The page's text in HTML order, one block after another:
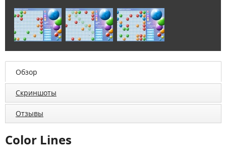
Обзор
Скриншоты
Отзывы
Color Lines